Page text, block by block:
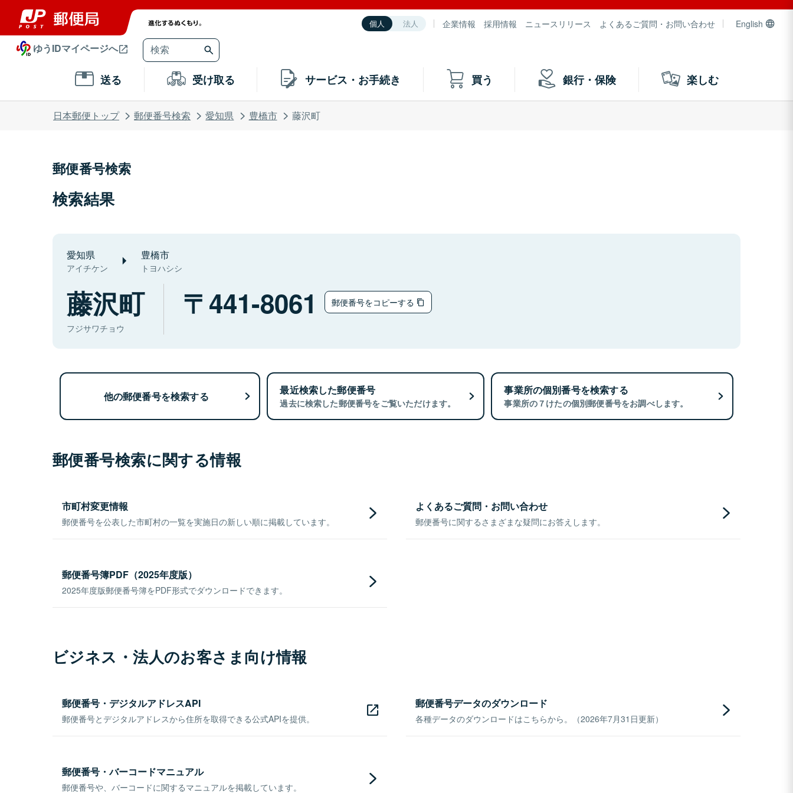
個人 法人 企業情報 採用情報 ニュースリリース よくあるご質問・お問い合わせ English
ゆうIDマイページへ
送る 受け取る サービス・お手続き 買う 銀行・保険 楽しむ
日本郵便トップ 郵便番号検索 愛知県 豊橋市 藤沢町
郵便番号検索
検索結果
愛知県
アイチケン
豊橋市
トヨハシシ
藤沢町
フジサワチョウ
441-8061 郵便番号をコピーする
他の郵便番号を検索する 最近検索した郵便番号
過去に検索した郵便番号をご覧いただけます。
事業所の個別番号を検索する
事業所の７けたの個別郵便番号をお調べします。
郵便番号検索に関する情報
市町村変更情報
郵便番号を公表した市町村の一覧を実施日の新しい順に掲載しています。
よくあるご質問・お問い合わせ
郵便番号に関するさまざまな疑問にお答えします。
郵便番号簿PDF（2025年度版）
2025年度版郵便番号簿をPDF形式でダウンロードできます。
ビジネス・法人のお客さま向け情報
郵便番号・デジタルアドレスAPI
郵便番号とデジタルアドレスから住所を取得できる公式APIを提供。
郵便番号データのダウンロード
各種データのダウンロードはこちらから。（2026年7月31日更新）
郵便番号・バーコードマニュアル
郵便番号や、バーコードに関するマニュアルを掲載しています。